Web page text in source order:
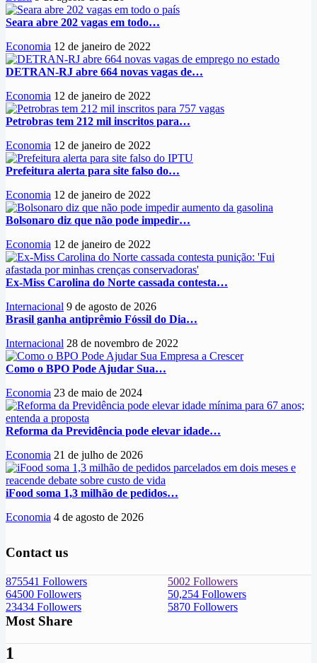
Seara abre 202 vagas em todo…
Economia 12 de janeiro de 2022
DETRAN-RJ abre 664 novas vagas de…
Economia 12 de janeiro de 2022
Petrobras tem 212 mil inscritos para…
Economia 12 de janeiro de 2022
Prefeitura alerta para site falso do…
Economia 12 de janeiro de 2022
Bolsonaro diz que não pode impedir…
Economia 12 de janeiro de 2022
Ex-Miss Carolina do Norte cassada contesta…
Internacional 9 de agosto de 2026
Brasil ganha antiprêmio Fóssil do Dia…
Internacional 28 de novembro de 2022
Como o BPO Pode Ajudar Sua…
Economia 23 de maio de 2024
Reforma da Previdência pode elevar idade…
Economia 21 de julho de 2026
iFood soma 1,3 milhão de pedidos…
Economia 4 de agosto de 2026
Contact us
875541 Followers 5002 Followers
64500 Followers 50,254 Followers
23434 Followers 5870 Followers
Most Share
1